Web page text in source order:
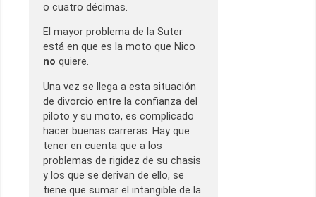
o cuatro décimas.
El mayor problema de la Suter
está en que es la moto que Nico
no quiere.
Una vez se llega a esta situación
de divorcio entre la confianza del
piloto y su moto, es complicado
hacer buenas carreras. Hay que
tener en cuenta que a los
problemas de rigidez de su chasis
y los que se derivan de ello, se
tiene que sumar el intangible de la